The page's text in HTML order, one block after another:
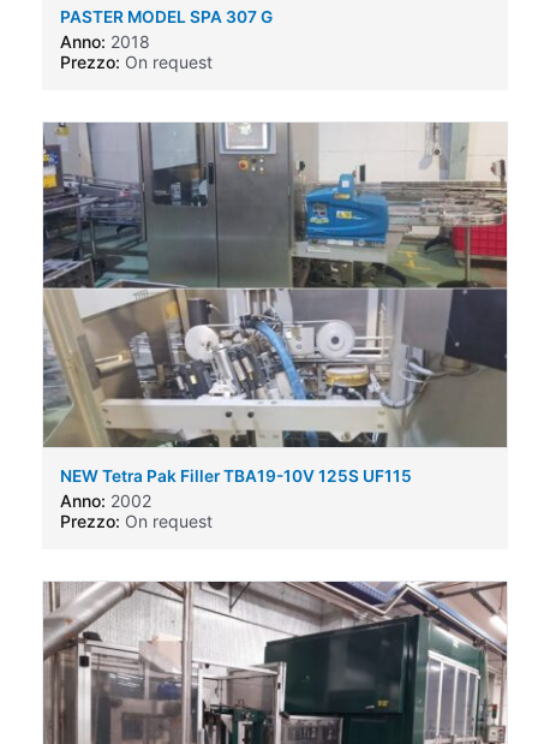
PASTER MODEL SPA 307 G
Anno: 2018
Prezzo: On request
NEW Tetra Pak Filler TBA19-10V 125S UF115
Anno: 2002
Prezzo: On request